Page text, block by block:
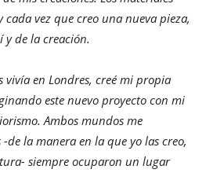
vez que creo una nueva pieza,
y de la creación.
vivía en Londres, creé mi propia
este nuevo proyecto con mi
Ambos mundos me
de la manera en la que yo las creo,
siempre ocuparon un lugar